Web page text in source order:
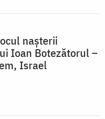
nașterii
Ioan Botezătorul –
Israel